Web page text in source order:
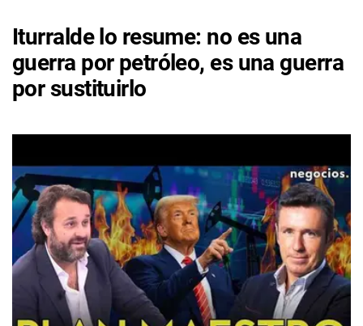
Iturralde lo resume: no es una
guerra por petróleo, es una guerra
por sustituirlo